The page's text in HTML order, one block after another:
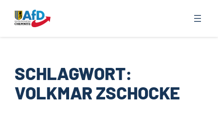
Inhalt
springen
SCHLAGWORT:
VOLKMAR ZSCHOCKE